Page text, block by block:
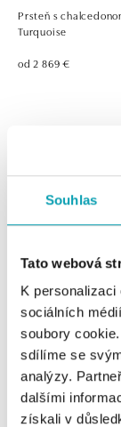
Souhlas
Tato webová
K
sociálních
soubory
sdílíme se
analýzy.
dalšími
získali v
Prsteň s
Turquoise
od 2 869 €
ALO
Prsteň s
Lonely Blossom
od 4 077 €